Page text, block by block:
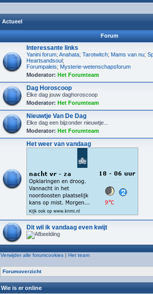
Actueel
Forum
Interessante links
Yanini forum; Anahata; Tarotwitch; Mams van nu;
Heartsandsoul;
Forumpaleis; Mysterie-wetenschapsforum
Moderator: Het Forumteam
Dag Horoscoop
Elke dag jouw daghoroscoop
Moderator: Het Forumteam
Nieuwtje Van De Dag
Elke dag een bijzonder nieuwtje...
Moderator: Het Forumteam
Het weer van vandaag
Dit wil ik vandaag even kwijt
Verwijder alle forumcookies | Het team
Forumoverzicht
Wie is er online